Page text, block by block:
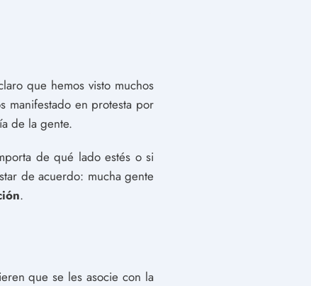
que hemos visto muchos
manifestado en protesta por
de la gente.
de qué lado estés o si
de acuerdo: mucha gente
.
que se les asocie con la